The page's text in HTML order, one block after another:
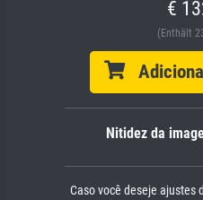
€
(Enthält
Nitidez da
Caso você deseje ajustes